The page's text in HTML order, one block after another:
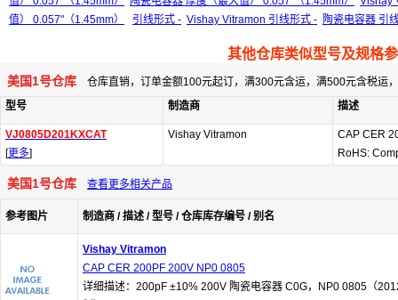
值） 0.057"（1.45mm）
引线形式 - Vishay Vitramon 引线形式 - 陶瓷电容器 引
其他仓库类似型号及规格
美国1号仓库 仓库直销，订单金额100元起订，满300元含运，满500元含税运
型号
制造商 描述
VJ0805D201KXCAT
[更多]
Vishay Vitramon
CAP CER
RoHS:
美国1号仓库 查看更多相关产品
参考图片 制造商 / 描述 / 型号 / 仓库库存编号 / 别名
Vishay Vitramon
CAP CER 200PF 200V NP0 0805
详细描述：200pF ±10% 200V 陶瓷电容器 C0G，NP0 0805（